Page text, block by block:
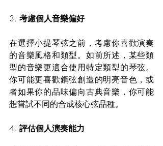
3. 考慮個人音樂偏好
在選擇小提琴弦之前，考慮你喜歡演奏
的音樂風格和類型。如前所述，某些類
型的音樂更適合使用特定類型的琴弦。
你可能更喜歡鋼弦創造的明亮音色，或
者如果你的品味偏向古典音樂，你可能
想嘗試不同的合成核心弦品種。
4. 評估個人演奏能力